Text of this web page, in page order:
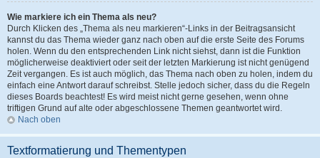
Wie markiere ich ein Thema als neu?
Durch Klicken des „Thema als neu markieren“-Links in der Beitragsansicht
kannst du das Thema wieder ganz nach oben auf die erste Seite des Forums
holen. Wenn du den entsprechenden Link nicht siehst, dann ist die Funktion
möglicherweise deaktiviert oder seit der letzten Markierung ist nicht genügend
Zeit vergangen. Es ist auch möglich, das Thema nach oben zu holen, indem du
einfach eine Antwort darauf schreibst. Stelle jedoch sicher, dass du die Regeln
dieses Boards beachtest! Es wird meist nicht gerne gesehen, wenn ohne
triftigen Grund auf alte oder abgeschlossene Themen geantwortet wird.
Nach oben
Textformatierung und Thementypen